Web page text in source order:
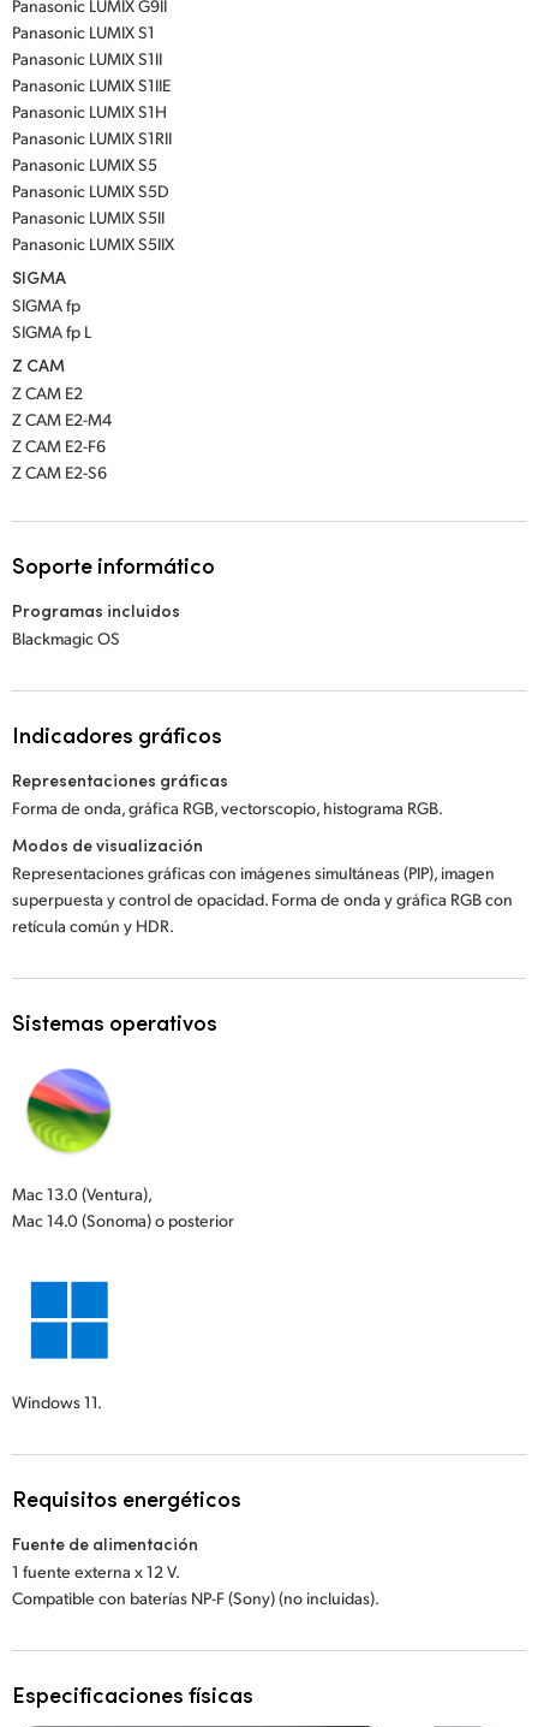
Panasonic LUMIX G9II
Panasonic LUMIX S1
Panasonic LUMIX S1II
Panasonic LUMIX S1IIE
Panasonic LUMIX S1H
Panasonic LUMIX S1RII
Panasonic LUMIX S5
Panasonic LUMIX S5D
Panasonic LUMIX S5II
Panasonic LUMIX S5IIX
SIGMA
SIGMA fp
SIGMA fp L
Z CAM
Z CAM E2
Z CAM E2-M4
Z CAM E2-F6
Z CAM E2-S6
Soporte informático
Programas incluidos
Blackmagic OS
Indicadores gráficos
Representaciones gráficas
Forma de onda, gráfica RGB, vectorscopio, histograma RGB.
Modos de visualización
Representaciones gráficas con imágenes simultáneas (PIP), imagen
superpuesta y control de opacidad. Forma de onda y gráfica RGB con
retícula común y HDR.
Sistemas operativos
Mac 13.0 (Ventura),
Mac 14.0 (Sonoma) o posterior
Windows 11.
Requisitos energéticos
Fuente de alimentación
1 fuente externa x 12 V.
Compatible con baterías NP-F (Sony) (no incluidas).
Especificaciones físicas